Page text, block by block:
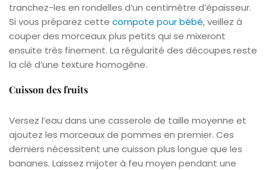
tranchez-les en rondelles d’un centimètre d’épaisseur.
Si vous préparez cette compote pour bébé, veillez à
couper des morceaux plus petits qui se mixeront
ensuite très finement. La régularité des découpes reste
la clé d’une texture homogène.
Cuisson des fruits
Versez l’eau dans une casserole de taille moyenne et
ajoutez les morceaux de pommes en premier. Ces
derniers nécessitent une cuisson plus longue que les
bananes. Laissez mijoter à feu moyen pendant une